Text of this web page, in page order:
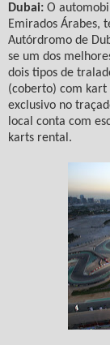
Dubai: O
Emirados Árabes,
Autórdromo de
se um dos
dois tipos de
(coberto) com kart
exclusivo no
local conta com
karts rental.